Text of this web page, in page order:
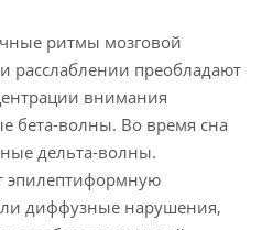
ритмы мозговой
расслаблении преобладают
внимания
бета-волны. Во время сна
дельта-волны.
эпилептиформную
диффузные нарушения,